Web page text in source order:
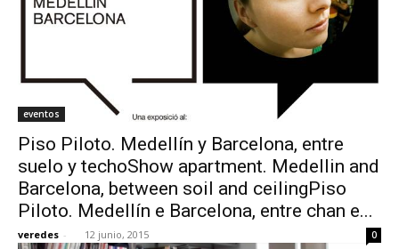
eventos
Piso Piloto. Medellín y Barcelona, entre
suelo y techoShow apartment. Medellin and
Barcelona, between soil and ceilingPiso
Piloto. Medellín e Barcelona, entre chan e...
veredes - 12 junio, 2015 0